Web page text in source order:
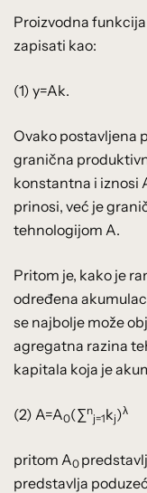
Proizvodna
zapisati kao:
(1) y=Ak.
Ovako postavljena
granična
konstantna i iznosi
prinosi, već je
tehnologijom A.
Pritom je, kako je
određena
se najbolje može
agregatna razina
kapitala koja je
(2) A=A0(∑n
j=1kj)λ
pritom A0
predstavlja